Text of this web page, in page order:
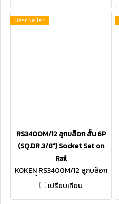
Best Seller
RS3400M/12 ลูกบล็อก สั้น 6P
(SQ.DR.3/8") Socket Set on
Rail
KOKEN RS3400M/12 ลูกบล็อก
สั้น 6P SQ.DR.3/8"
เปรียบเทียบ